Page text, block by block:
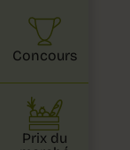
Concours
Prix du